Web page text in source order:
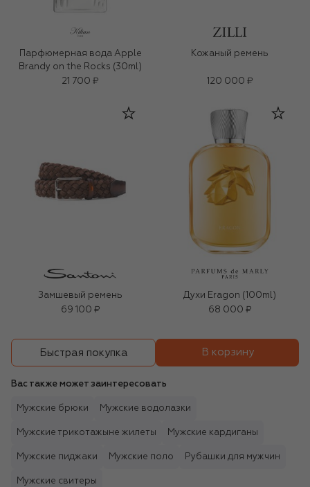
Парфюмерная вода Apple
Brandy on the Rocks (30ml)
21 700 ₽
Кожаный ремень
120 000 ₽
Замшевый ремень
69 100 ₽
Духи Eragon (100ml)
68 000 ₽
Быстрая покупка В корзину
Вас также может заинтересовать
Мужские брюки Мужские водолазки
Мужские трикотажыне жилеты Мужские кардиганы
Мужские пиджаки Мужские поло Рубашки для мужчин
Мужские свитеры